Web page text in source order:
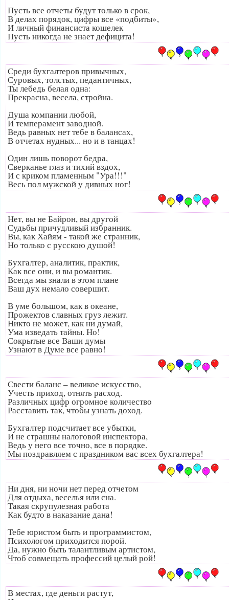
Пусть все отчеты будут только в срок,
В делах порядок, цифры все «подбиты»,
И личный финансиста кошелек
Пусть никогда не знает дефицита!
Среди бухгалтеров привычных,
Суровых, толстых, педантичных,
Ты лебедь белая одна:
Прекрасна, весела, стройна.
Душа компании любой,
И темперамент заводной.
Ведь равных нет тебе в балансах,
В отчетах нудных... но и в танцах!
Один лишь поворот бедра,
Сверканье глаз и тихий вздох,
И с криком пламенным "Ура!!!"
Весь пол мужской у дивных ног!
Нет, вы не Байрон, вы другой
Судьбы причудливый избранник.
Вы, как Хайям - такой же странник,
Но только с русскою душой!
Бухгалтер, аналитик, практик,
Как все они, и вы романтик.
Всегда мы знали в этом плане
Ваш дух немало совершит.
В уме большом, как в океане,
Прожектов славных груз лежит.
Никто не может, как ни думай,
Ума изведать тайны. Но!
Сокрытые все Ваши думы
Узнают в Думе все равно!
Свести баланс – великое искусство,
Учесть приход, отнять расход.
Различных цифр огромное количество
Расставить так, чтобы узнать доход.
Бухгалтер подсчитает все убытки,
И не страшны налоговой инспектора,
Ведь у него все точно, все в порядке.
Мы поздравляем с праздником вас всех бухгалтера!
Ни дня, ни ночи нет перед отчетом
Для отдыха, веселья или сна.
Такая скрупулезная работа
Как будто в наказание дана!
Тебе юристом быть и программистом,
Психологом приходится порой.
Да, нужно быть талантливым артистом,
Чтоб совмещать профессий целый рой!
В местах, где деньги растут,